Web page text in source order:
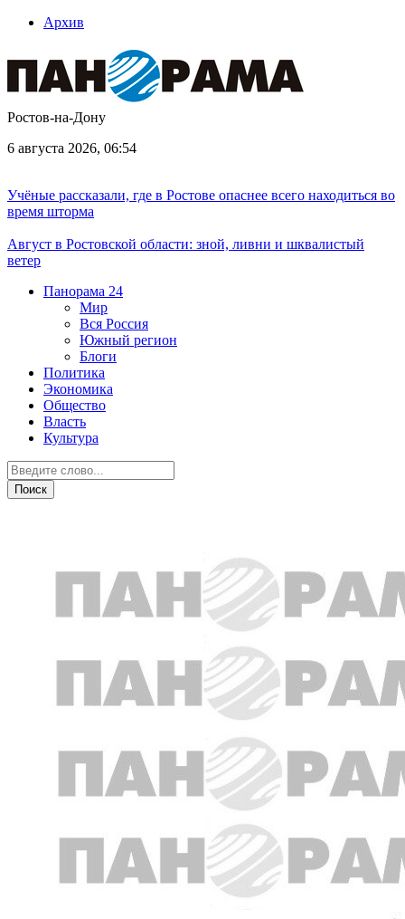
Архив
Ростов-на-Дону
6 августа 2026, 06:54
Учёные рассказали, где в Ростове опаснее всего находиться во
время шторма
Август в Ростовской области: зной, ливни и шквалистый
ветер
Панорама 24
Мир
Вся Россия
Южный регион
Блоги
Политика
Экономика
Общество
Власть
Культура